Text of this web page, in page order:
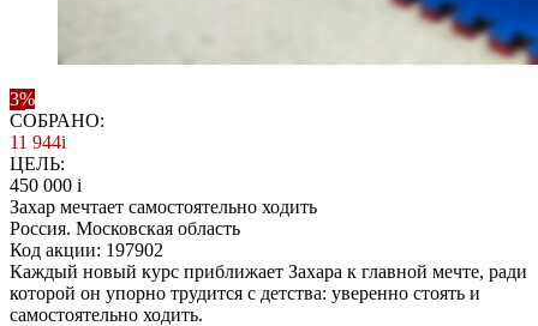
3%
СОБРАНО:
11 944i
ЦЕЛЬ:
450 000 i
Захар мечтает самостоятельно ходить
Россия. Московская область
Код акции: 197902
Каждый новый курс приближает Захара к главной мечте, ради
которой он упорно трудится с детства: уверенно стоять и
самостоятельно ходить.